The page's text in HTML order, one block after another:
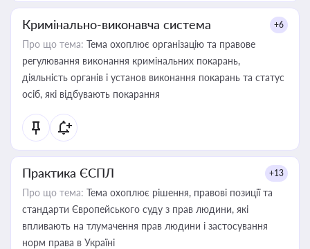
Кримінально-виконавча система +6
Про що тема: Тема охоплює організацію та правове
регулювання виконання кримінальних покарань,
діяльність органів і установ виконання покарань та статус
осіб, які відбувають покарання
Практика ЄСПЛ +13
Про що тема: Тема охоплює рішення, правові позиції та
стандарти Європейського суду з прав людини, які
впливають на тлумачення прав людини і застосування
норм права в Україні